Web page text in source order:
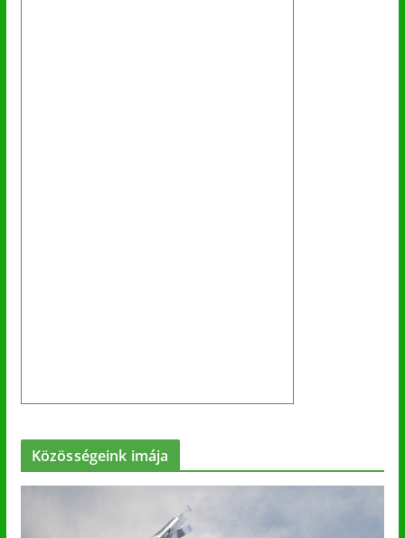
Közösségeink imája